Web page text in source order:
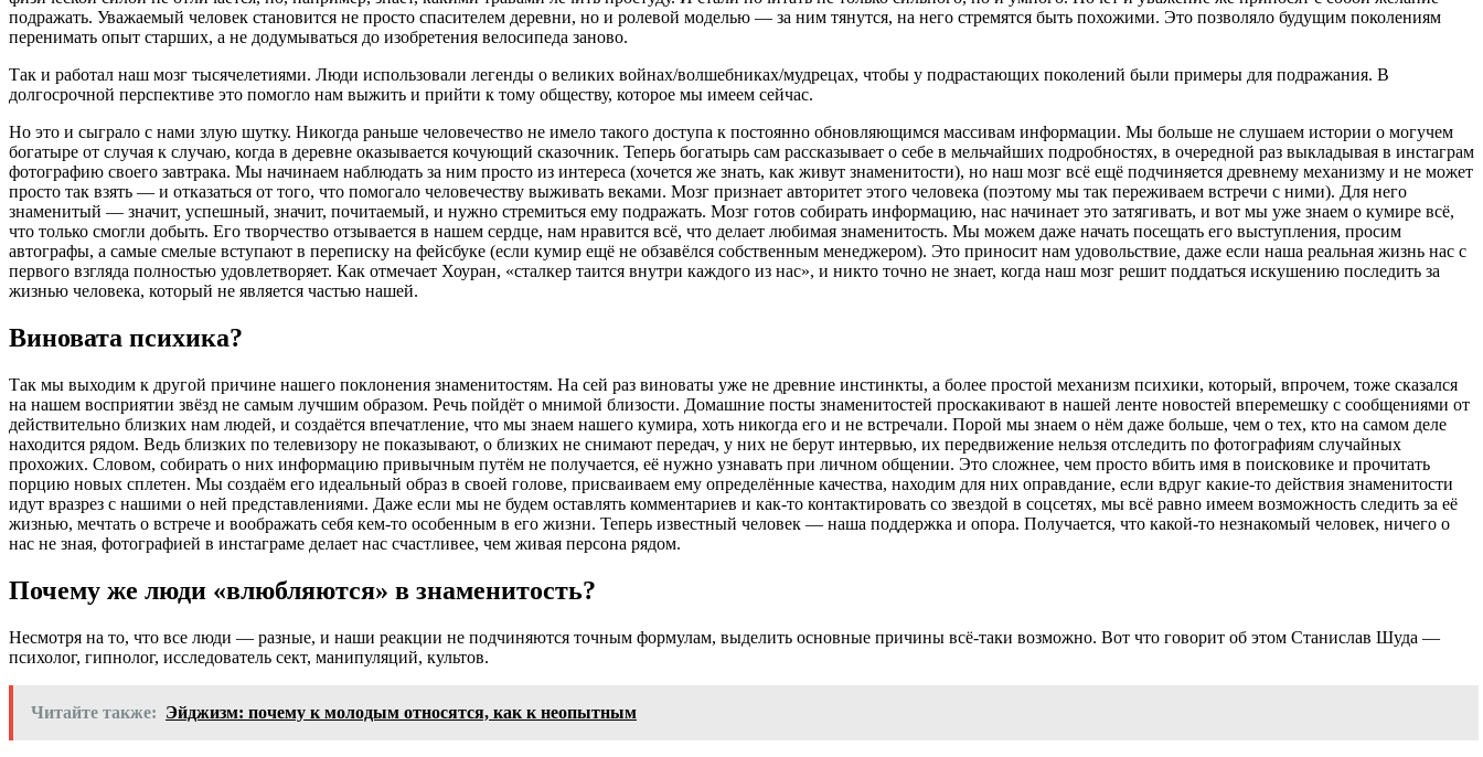
подражать. Уважаемый человек становится не просто спасителем деревни, но и ролевой моделью — за ним тянутся, на него стремятся быть похожими. Это позволяло будущим поколениям
перенимать опыт старших, а не додумываться до изобретения велосипеда заново.
Так и работал наш мозг тысячелетиями. Люди использовали легенды о великих войнах/волшебниках/мудрецах, чтобы у подрастающих поколений были примеры для подражания. В
долгосрочной перспективе это помогло нам выжить и прийти к тому обществу, которое мы имеем сейчас.
Но это и сыграло с нами злую шутку. Никогда раньше человечество не имело такого доступа к постоянно обновляющимся массивам информации. Мы больше не слушаем истории о могучем
богатыре от случая к случаю, когда в деревне оказывается кочующий сказочник. Теперь богатырь сам рассказывает о себе в мельчайших подробностях, в очередной раз выкладывая в инстаграм
фотографию своего завтрака. Мы начинаем наблюдать за ним просто из интереса (хочется же знать, как живут знаменитости), но наш мозг всё ещё подчиняется древнему механизму и не может
просто так взять — и отказаться от того, что помогало человечеству выживать веками. Мозг признает авторитет этого человека (поэтому мы так переживаем встречи с ними). Для него
знаменитый — значит, успешный, значит, почитаемый, и нужно стремиться ему подражать. Мозг готов собирать информацию, нас начинает это затягивать, и вот мы уже знаем о кумире всё,
что только смогли добыть. Его творчество отзывается в нашем сердце, нам нравится всё, что делает любимая знаменитость. Мы можем даже начать посещать его выступления, просим
автографы, а самые смелые вступают в переписку на фейсбуке (если кумир ещё не обзавёлся собственным менеджером). Это приносит нам удовольствие, даже если наша реальная жизнь нас с
первого взгляда полностью удовлетворяет. Как отмечает Хоуран, «сталкер таится внутри каждого из нас», и никто точно не знает, когда наш мозг решит поддаться искушению последить за
жизнью человека, который не является частью нашей.
Виновата психика?
Так мы выходим к другой причине нашего поклонения знаменитостям. На сей раз виноваты уже не древние инстинкты, а более простой механизм психики, который, впрочем, тоже сказался
на нашем восприятии звёзд не самым лучшим образом. Речь пойдёт о мнимой близости. Домашние посты знаменитостей проскакивают в нашей ленте новостей вперемешку с сообщениями от
действительно близких нам людей, и создаётся впечатление, что мы знаем нашего кумира, хоть никогда его и не встречали. Порой мы знаем о нём даже больше, чем о тех, кто на самом деле
находится рядом. Ведь близких по телевизору не показывают, о близких не снимают передач, у них не берут интервью, их передвижение нельзя отследить по фотографиям случайных
прохожих. Словом, собирать о них информацию привычным путём не получается, её нужно узнавать при личном общении. Это сложнее, чем просто вбить имя в поисковике и прочитать
порцию новых сплетен. Мы создаём его идеальный образ в своей голове, присваиваем ему определённые качества, находим для них оправдание, если вдруг какие-то действия знаменитости
идут вразрез с нашими о ней представлениями. Даже если мы не будем оставлять комментариев и как-то контактировать со звездой в соцсетях, мы всё равно имеем возможность следить за её
жизнью, мечтать о встрече и воображать себя кем-то особенным в его жизни. Теперь известный человек — наша поддержка и опора. Получается, что какой-то незнакомый человек, ничего о
нас не зная, фотографией в инстаграме делает нас счастливее, чем живая персона рядом.
Почему же люди «влюбляются» в знаменитость?
Несмотря на то, что все люди — разные, и наши реакции не подчиняются точным формулам, выделить основные причины всё-таки возможно. Вот что говорит об этом Станислав Шуда —
психолог, гипнолог, исследователь сект, манипуляций, культов.
Читайте также: Эйджизм: почему к молодым относятся, как к неопытным